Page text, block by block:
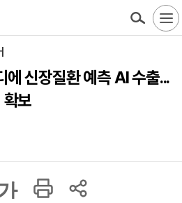
에 신장질환 예측 AI 수출...
보